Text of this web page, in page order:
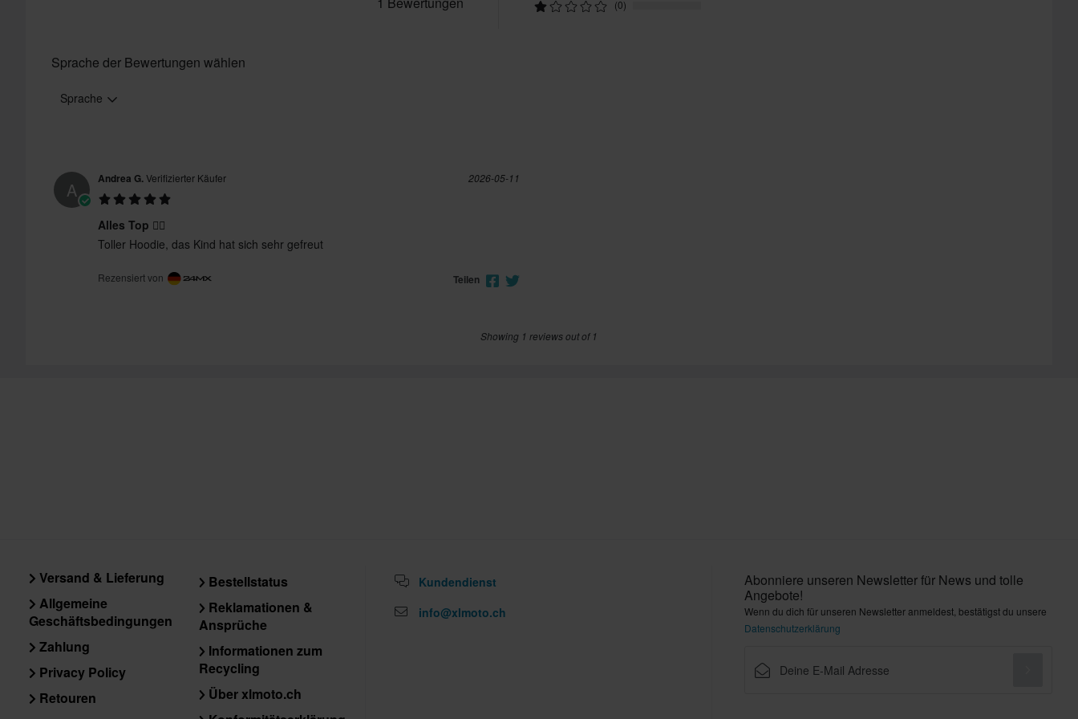
(0)
Sprache der Bewertungen wählen
Sprache
A Andrea G.Verifizierter Käufer 2026-05-11
Alles Top 👍🏼
Toller Hoodie, das Kind hat sich sehr gefreut
Rezensiert von Teilen
Showing 1 reviews out of 1
Versand & Lieferung
Allgemeine
Geschäftsbedingungen
Zahlung
Privacy Policy
Retouren
Bestellstatus
Reklamationen &
Ansprüche
Informationen zum
Recycling
Über xlmoto.ch
Kundendienst
info@xlmoto.ch
Abonniere unseren Newsletter für News und tolle
Angebote!
Wenn du dich für unseren Newsletter anmeldest, bestätigst du unsere
Datenschutzerklärung